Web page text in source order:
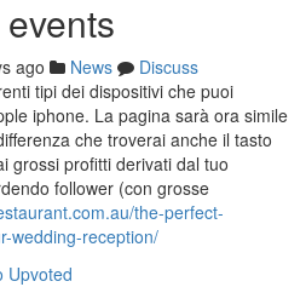
ago News
Discuss
tipi dei dispositivi che puoi
iphone. La pagina sarà ora simile
che troverai anche il tasto
grossi profitti derivati dal tuo
follower (con grosse
the-perfect-
wedding-reception/
Upvoted